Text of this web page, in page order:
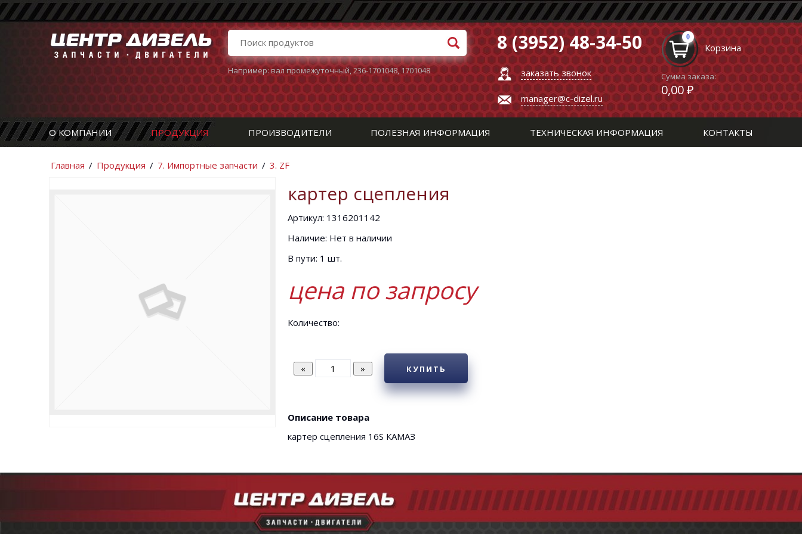
Например:вал промежуточный,236-1701048,1701048
8 (3952) 48-34-50
заказать звонок
manager@c-dizel.ru
0
Корзина
Сумма заказа:
0,00 ₽
О КОМПАНИИ ПРОДУКЦИЯ ПРОИЗВОДИТЕЛИ ПОЛЕЗНАЯ ИНФОРМАЦИЯ ТЕХНИЧЕСКАЯ ИНФОРМАЦИЯ КОНТАКТЫ
Главная / Продукция / 7. Импортные запчасти / 3. ZF
картер сцепления
Артикул: 1316201142
Наличие: Нет в наличии
В пути: 1 шт.
цена по запросу
Количество:
КУПИТЬ
Описание товара
картер сцепления 16S КАМАЗ